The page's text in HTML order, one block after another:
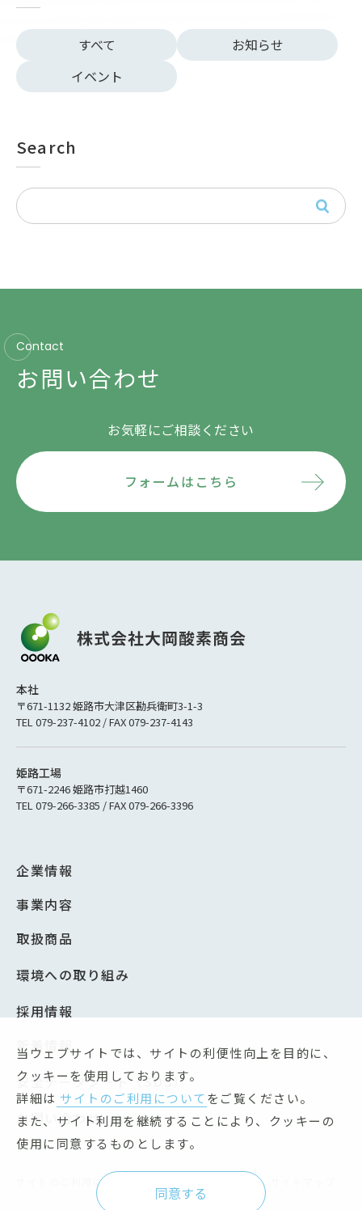
すべて
お知らせ
イベント
Search
Contact
お問い合わせ
お気軽にご相談ください
フォームはこちら
本社
〒671-1132 姫路市大津区勘兵衛町3-1-3
TEL 079-237-4102 / FAX 079-237-4143
姫路工場
〒671-2246 姫路市打越1460
TEL 079-266-3385 / FAX 079-266-3396
企業情報
事業内容
取扱商品
環境への取り組み
採用情報
新着情報
安全データシート（SDS）
お問い合わせ
サイトのご利用について
当ウェブサイトでは、サイトの利便性向上を目的に、
クッキーを使用しております。
詳細は サイトのご利用についてをご覧ください。
また、サイト利用を継続することにより、クッキーの
使用に同意するものとします。
同意する